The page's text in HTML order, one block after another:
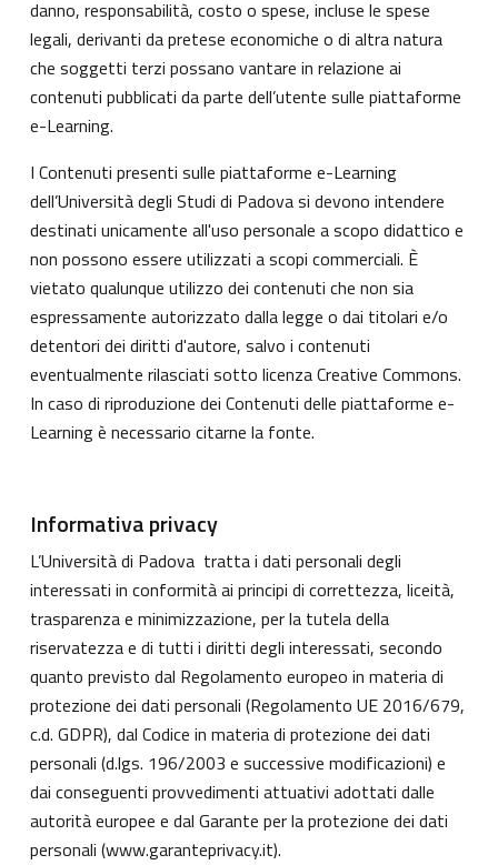
danno, responsabilità, costo o spese, incluse le spese
legali, derivanti da pretese economiche o di altra natura
che soggetti terzi possano vantare in relazione ai
contenuti pubblicati da parte dell’utente sulle piattaforme
e-Learning.
I Contenuti presenti sulle piattaforme e-Learning
dell’Università degli Studi di Padova si devono intendere
destinati unicamente all'uso personale a scopo didattico e
non possono essere utilizzati a scopi commerciali. È
vietato qualunque utilizzo dei contenuti che non sia
espressamente autorizzato dalla legge o dai titolari e/o
detentori dei diritti d'autore, salvo i contenuti
eventualmente rilasciati sotto licenza Creative Commons.
In caso di riproduzione dei Contenuti delle piattaforme e-
Learning è necessario citarne la fonte.
Informativa privacy
L’Università di Padova tratta i dati personali degli
interessati in conformità ai principi di correttezza, liceità,
trasparenza e minimizzazione, per la tutela della
riservatezza e di tutti i diritti degli interessati, secondo
quanto previsto dal Regolamento europeo in materia di
protezione dei dati personali (Regolamento UE 2016/679,
c.d. GDPR), dal Codice in materia di protezione dei dati
personali (d.lgs. 196/2003 e successive modificazioni) e
dai conseguenti provvedimenti attuativi adottati dalle
autorità europee e dal Garante per la protezione dei dati
personali (www.garanteprivacy.it).